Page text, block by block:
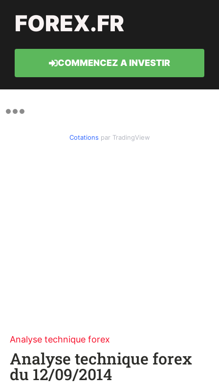
FOREX.FR
COMMENCEZ A INVESTIR
Cotations par TradingView
Analyse technique forex
Analyse technique forex
du 12/09/2014